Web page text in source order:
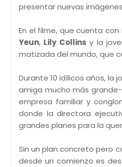
presentar nuevas
En el filme, que cuenta
Yeun, Lily Collins y la
matizada del mundo, que
Durante 10 idílicos años, la
amiga mucho más
empresa familiar y
donde la directora
grandes planes para la
Sin un plan concreto pero
desde un comienzo es